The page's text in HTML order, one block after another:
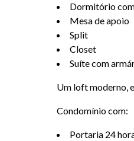
Dormitório
Mesa de apoio
Split
Closet
Suíte com
Um loft moderno,
Condomínio com:
Portaria 24